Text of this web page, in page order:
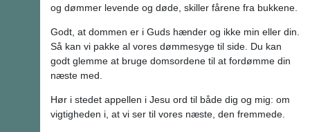
og dømmer levende og døde, skiller fårene fra bukkene.
Godt, at dommen er i Guds hænder og ikke min eller din.
Så kan vi pakke al vores dømmesyge til side. Du kan
godt glemme at bruge domsordene til at fordømme din
næste med.
Hør i stedet appellen i Jesu ord til både dig og mig: om
vigtigheden i, at vi ser til vores næste, den fremmede.